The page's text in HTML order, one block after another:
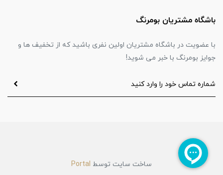
باشگاه مشتریان بومرنگ
با عضویت در باشگاه مشتریان اولین نفری باشید که از تخفیف ها و
جوایز بومرنگ با خبر می شوید!
ساخت سایت توسط Portal